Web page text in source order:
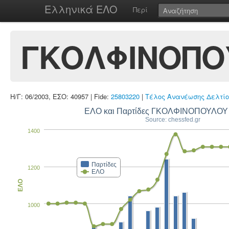
Ελληνικά ΕΛΟ Περί
Η/Γ: 06/2003, ΕΣΟ: 40957 | Fide: 25803220 | Τέλος Ανανέωσης
ΕΛΟ και Παρτίδες
Source: chessfed.gr
Παρτίδες
ΕΛΟ
1000
1200
1400
ΕΛΟ